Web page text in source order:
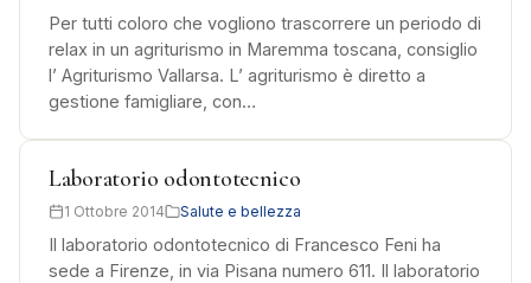
Per tutti coloro che vogliono trascorrere un periodo di
relax in un agriturismo in Maremma toscana, consiglio
l’ Agriturismo Vallarsa. L’ agriturismo è diretto a
gestione famigliare, con…
Laboratorio odontotecnico
1 Ottobre 2014 Salute e bellezza
Il laboratorio odontotecnico di Francesco Feni ha
sede a Firenze, in via Pisana numero 611. Il laboratorio